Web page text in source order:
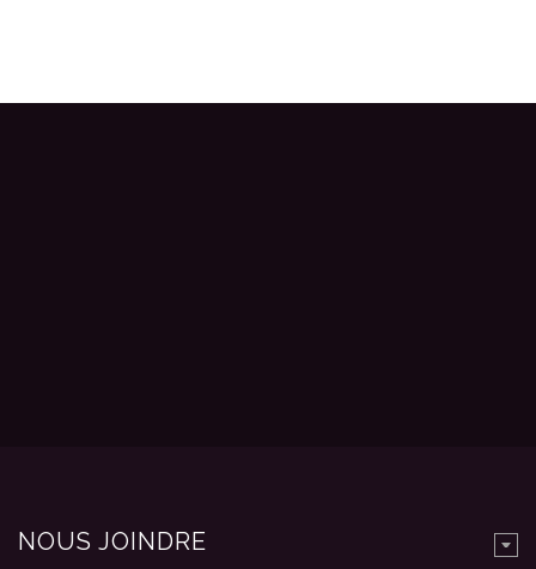
NOUS JOINDRE